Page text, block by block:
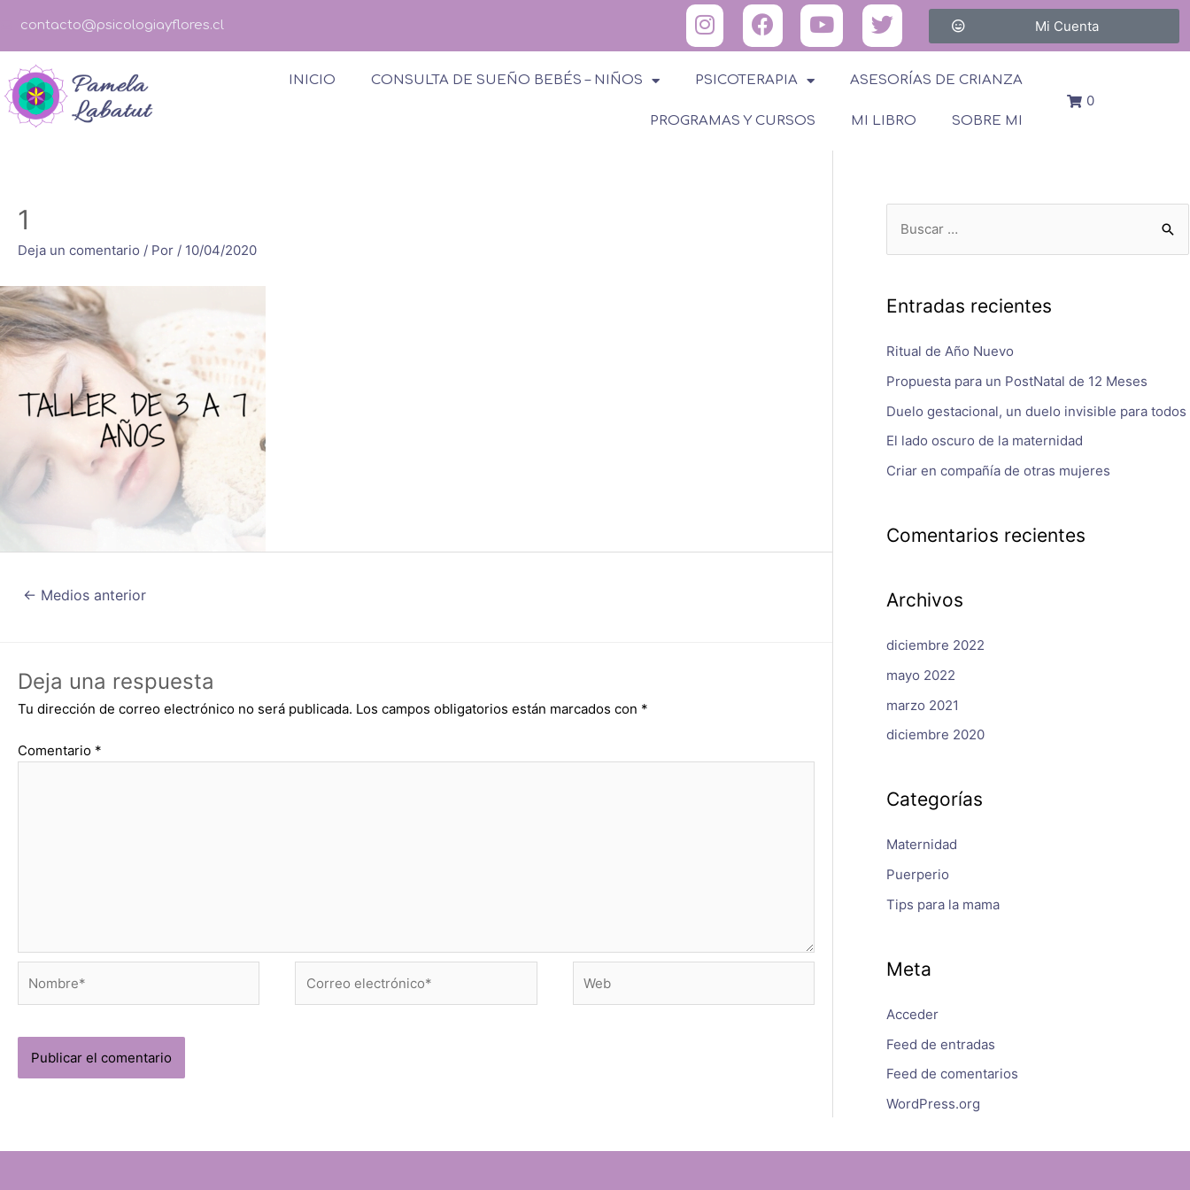
contacto@psicologiayflores.cl Mi Cuenta
INICIO CONSULTA DE SUEÑO BEBÉS – NIÑOS PSICOTERAPIA ASESORÍAS DE CRIANZA
PROGRAMAS Y CURSOS MI LIBRO SOBRE MI
0
1
Deja un comentario / Por / 10/04/2020
← Medios anterior
Deja una respuesta
Tu dirección de correo electrónico no será publicada. Los campos obligatorios están marcados con *
Comentario *
Entradas recientes
Ritual de Año Nuevo
Propuesta para un PostNatal de 12 Meses
Duelo gestacional, un duelo invisible para todos
El lado oscuro de la maternidad
Criar en compañía de otras mujeres
Comentarios recientes
Archivos
diciembre 2022
mayo 2022
marzo 2021
diciembre 2020
Categorías
Maternidad
Puerperio
Tips para la mama
Meta
Acceder
Feed de entradas
Feed de comentarios
WordPress.org